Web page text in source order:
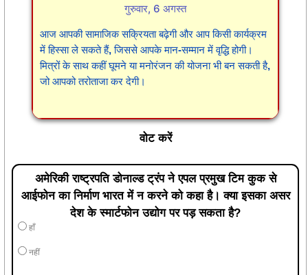
गुरुवार, 6 अगस्त
आज आपकी सामाजिक सक्रियता बढ़ेगी और आप किसी कार्यक्रम
में हिस्सा ले सकते हैं, जिससे आपके मान-सम्मान में वृद्धि होगी।
मित्रों के साथ कहीं घूमने या मनोरंजन की योजना भी बन सकती है,
जो आपको तरोताजा कर देगी।
वोट करें
अमेरिकी राष्ट्रपति डोनाल्ड ट्रंप ने एपल प्रमुख टिम कुक से
आईफोन का निर्माण भारत में न करने को कहा है। क्या इसका असर
देश के स्मार्टफोन उद्योग पर पड़ सकता है?
हाँ
नहीं